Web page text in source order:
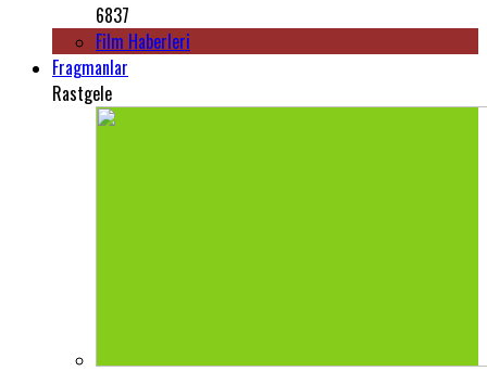
6837
Film Haberleri
Fragmanlar
Rastgele